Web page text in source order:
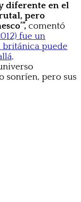
diferente en el
pero
comentó
fue un
británica puede
sonríen, pero sus